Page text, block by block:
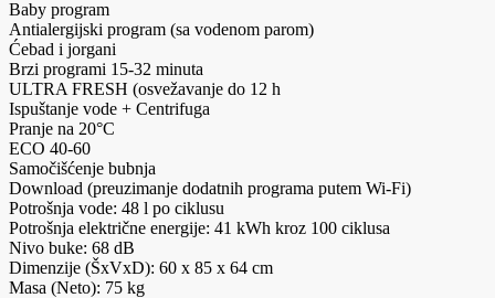
Baby program
Antialergijski program (sa vodenom parom)
Ćebad i jorgani
Brzi programi 15-32 minuta
ULTRA FRESH (osvežavanje do 12 h
Ispuštanje vode + Centrifuga
Pranje na 20°C
ECO 40-60
Samočišćenje bubnja
Download (preuzimanje dodatnih programa putem Wi-Fi)
Potrošnja vode: 48 l po ciklusu
Potrošnja električne energije: 41 kWh kroz 100 ciklusa
Nivo buke: 68 dB
Dimenzije (ŠxVxD): 60 x 85 x 64 cm
Masa (Neto): 75 kg